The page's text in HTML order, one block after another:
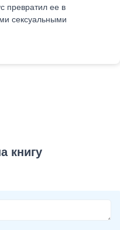
превратил ее в
сексуальными
книгу